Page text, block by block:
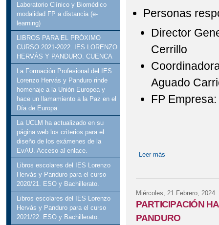
Laboratorio Clínico y Biomédico
modalidad FP a distancia (e-
learning)
LIBROS PARA EL PRÓXIMO
CURSO 2021-2022. IES LORENZO
HERVÁS Y PANDURO. CUENCA
La Formación Profesional del IES
Lorenzo Hervás y Panduro rinde
homenaje a la Unión Europea y
hace un llamamiento a la Paz en el
Día de Europa.
La UCLM ha actualizado en su
página web los criterios para el
diseño de los exámenes de la
EvAU. Acceso al enlace.
Libros escolares del IES Lorenzo
Hervás y Panduro para el curso
2020/21. ESO y Bachillerato.
Libros escolares del IES Lorenzo
Hervás y Panduro para el curso
2021/22. ESO y Bachillerato.
Personas
Director
Cerrillo
Aguado
FP
Leer más
Miércoles, 21 Febrero, 2024
PARTICIPACIÓN
PANDURO